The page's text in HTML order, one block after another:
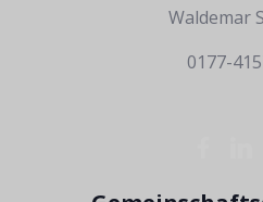
Waldemar
0177-